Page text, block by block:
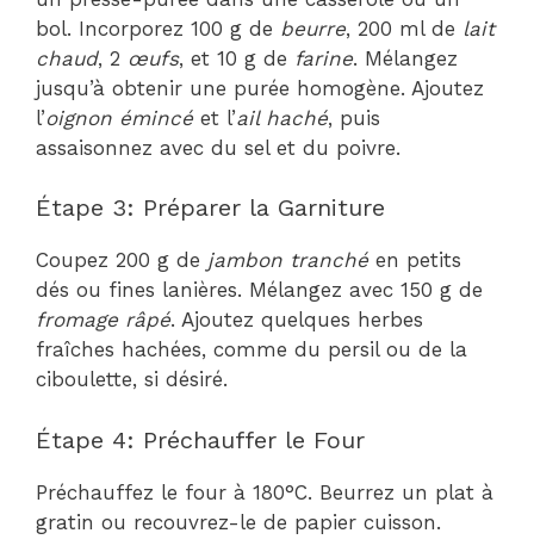
bol. Incorporez 100 g de beurre, 200 ml de lait
chaud, 2 œufs, et 10 g de farine. Mélangez
jusqu’à obtenir une purée homogène. Ajoutez
l’oignon émincé et l’ail haché, puis
assaisonnez avec du sel et du poivre.
Étape 3: Préparer la Garniture
Coupez 200 g de jambon tranché en petits
dés ou fines lanières. Mélangez avec 150 g de
fromage râpé. Ajoutez quelques herbes
fraîches hachées, comme du persil ou de la
ciboulette, si désiré.
Étape 4: Préchauffer le Four
Préchauffez le four à 180°C. Beurrez un plat à
gratin ou recouvrez-le de papier cuisson.